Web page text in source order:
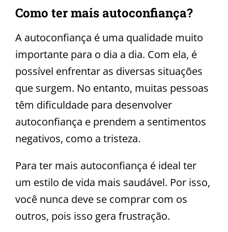
Como ter mais autoconfiança?
A autoconfiança é uma qualidade muito
importante para o dia a dia. Com ela, é
possível enfrentar as diversas situações
que surgem. No entanto, muitas pessoas
têm dificuldade para desenvolver
autoconfiança e prendem a sentimentos
negativos, como a tristeza.
Para ter mais autoconfiança é ideal ter
um estilo de vida mais saudável. Por isso,
você nunca deve se comprar com os
outros, pois isso gera frustração.